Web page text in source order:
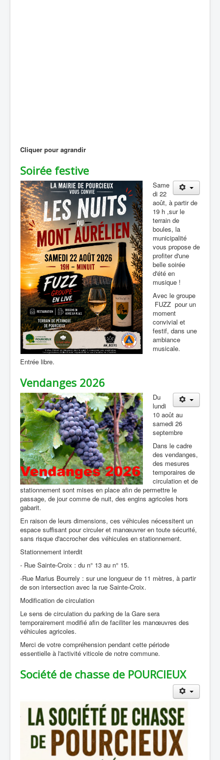
Cliquer pour agrandir
Soirée festive
Same
di 22
août, à partir de
19 h ,sur le
terrain de
boules, la
municipalité
vous propose de
profiter d'une
belle soirée
d'été en
musique !
Avec le groupe
FUZZ pour un
moment
convivial et
festif, dans une
ambiance
musicale.
Entrée libre.
Vendanges 2026
Du
lundi
10 août au
samedi 26
septembre
Dans le cadre
des vendanges,
des mesures
temporaires de
circulation et de
stationnement sont mises en place afin de permettre le
passage, de jour comme de nuit, des engins agricoles hors
gabarit.
En raison de leurs dimensions, ces véhicules nécessitent un
espace suffisant pour circuler et manœuvrer en toute sécurité,
sans risque d'accrocher des véhicules en stationnement.
Stationnement interdit
- Rue Sainte-Croix : du n° 13 au n° 15.
-Rue Marius Bourrely : sur une longueur de 11 mètres, à partir
de son intersection avec la rue Sainte-Croix.
Modification de circulation
Le sens de circulation du parking de la Gare sera
temporairement modifié afin de faciliter les manœuvres des
véhicules agricoles.
Merci de votre compréhension pendant cette période
essentielle à l'activité viticole de notre commune.
Société de chasse de POURCIEUX